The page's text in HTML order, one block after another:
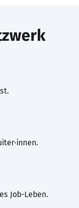
Job-Leben.